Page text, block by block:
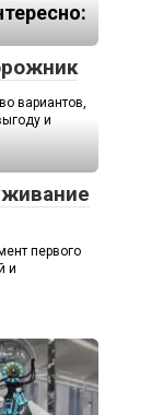
вариантов,
и
первого
и